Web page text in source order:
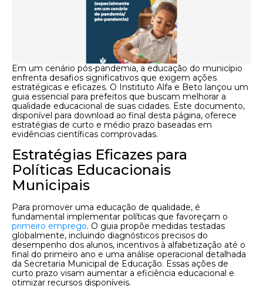
Em um cenário pós-pandemia, a educação do município
enfrenta desafios significativos que exigem ações
estratégicas e eficazes. O Instituto Alfa e Beto lançou um
guia essencial para prefeitos que buscam melhorar a
qualidade educacional de suas cidades. Este documento,
disponível para download ao final desta página, oferece
estratégias de curto e médio prazo baseadas em
evidências científicas comprovadas.
Estratégias Eficazes para
Políticas Educacionais
Municipais
Para promover uma educação de qualidade, é
fundamental implementar políticas que favoreçam o
primeiro emprego. O guia propõe medidas testadas
globalmente, incluindo diagnósticos precisos do
desempenho dos alunos, incentivos à alfabetização até o
final do primeiro ano e uma análise operacional detalhada
da Secretaria Municipal de Educação. Essas ações de
curto prazo visam aumentar a eficiência educacional e
otimizar recursos disponíveis.